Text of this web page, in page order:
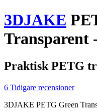
3DJAKE
Transparent
Praktisk PETG
6 Tidigare recensioner
3DJAKE PETG Green